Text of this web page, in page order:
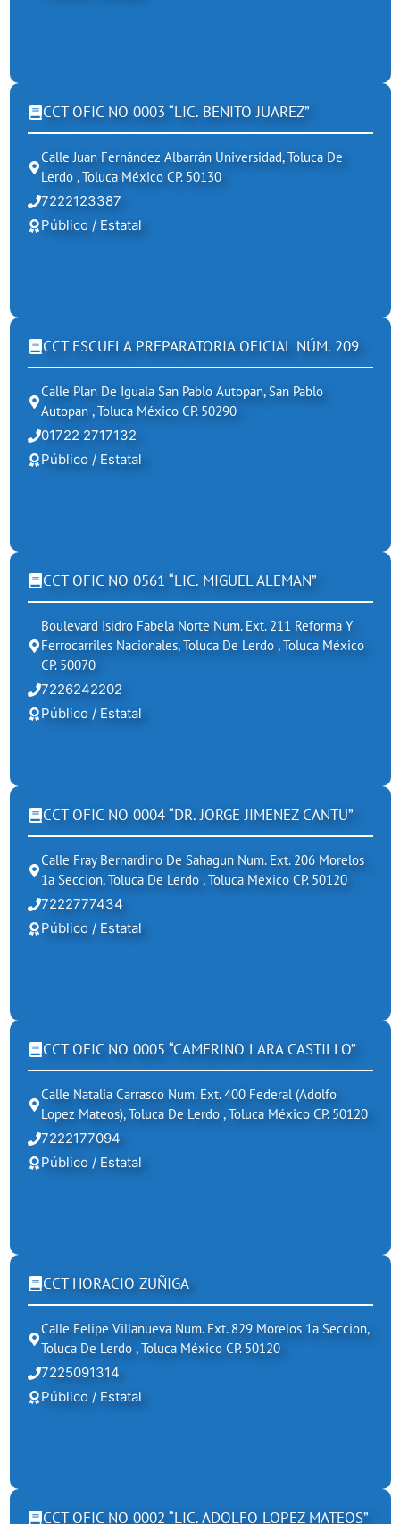
CCT OFIC NO 0003 “LIC. BENITO JUAREZ”
Calle Juan Fernández Albarrán Universidad, Toluca De
Lerdo , Toluca México CP. 50130
7222123387
Público / Estatal
CCT ESCUELA PREPARATORIA OFICIAL NÚM. 209
Calle Plan De Iguala San Pablo Autopan, San Pablo
Autopan , Toluca México CP. 50290
01722 2717132
Público / Estatal
CCT OFIC NO 0561 “LIC. MIGUEL ALEMAN”
Boulevard Isidro Fabela Norte Num. Ext. 211 Reforma Y
Ferrocarriles Nacionales, Toluca De Lerdo , Toluca México
CP. 50070
7226242202
Público / Estatal
CCT OFIC NO 0004 “DR. JORGE JIMENEZ CANTU”
Calle Fray Bernardino De Sahagun Num. Ext. 206 Morelos
1a Seccion, Toluca De Lerdo , Toluca México CP. 50120
7222777434
Público / Estatal
CCT OFIC NO 0005 “CAMERINO LARA CASTILLO”
Calle Natalia Carrasco Num. Ext. 400 Federal (adolfo
Lopez Mateos), Toluca De Lerdo , Toluca México CP. 50120
7222177094
Público / Estatal
CCT HORACIO ZUÑIGA
Calle Felipe Villanueva Num. Ext. 829 Morelos 1a Seccion,
Toluca De Lerdo , Toluca México CP. 50120
7225091314
Público / Estatal
CCT OFIC NO 0002 “LIC. ADOLFO LOPEZ MATEOS”